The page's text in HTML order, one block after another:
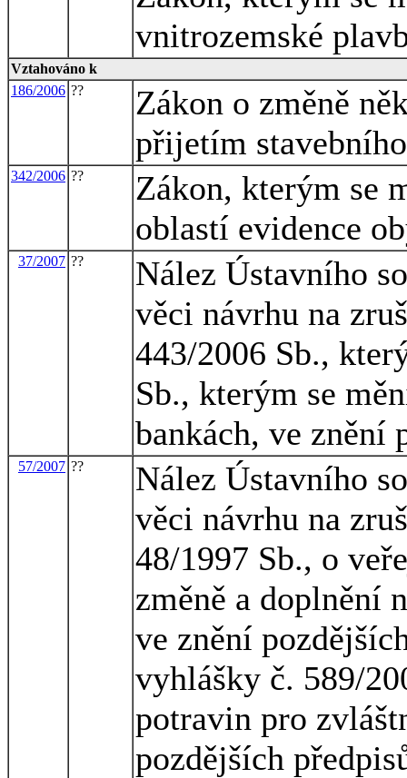
vnitrozemské
Vztahováno k
186/2006 ??
Zákon o změně
přijetím
342/2006 ??
Zákon, kterým se
oblastí evidence
37/2007 ??
Nález Ústavního
věci návrhu na
443/2006 Sb.,
Sb., kterým se
bankách, ve znění
57/2007 ??
Nález Ústavního
věci návrhu na
48/1997 Sb., o
změně a doplnění
ve znění
vyhlášky č. 589/
potravin pro
pozdějších